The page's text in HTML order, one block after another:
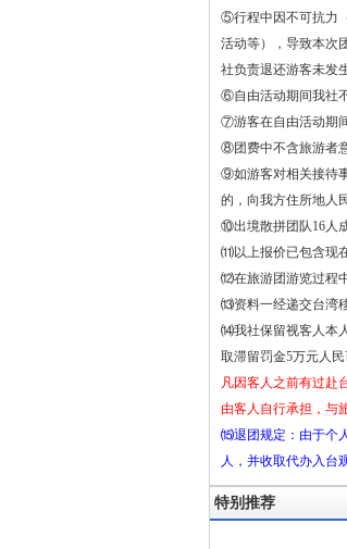
⑤行程中因不可抗力
活动等），导致本次
社负责退还游客未发
⑥自由活动期间我社
⑦游客在自由活动期
⑧团费中不含旅游者
⑨如游客对相关接待
的，向我方住所地人
⑩出境散拼团队16人
⑾以上报价已包含现
⑿在旅游团游览过程
⒀资料一经递交台湾
⒁我社保留视客人本
取滞留罚金5万元人民
凡因客人之前有过赴
由客人自行承担，与
⒂退团规定：由于个
人，并收取代办入台
特别推荐